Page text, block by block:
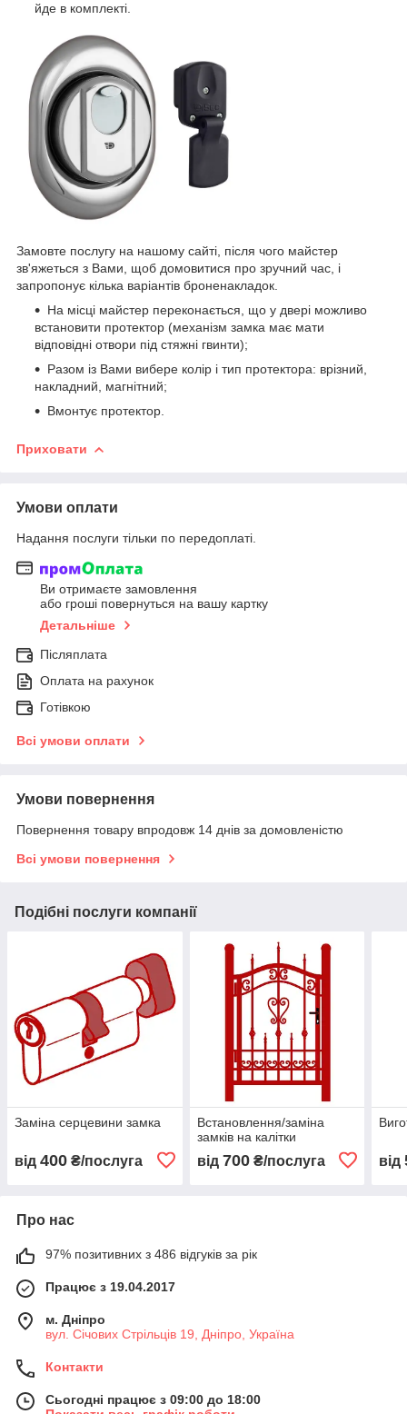
йде в комплекті.
Замовте послугу на нашому сайті, після чого майстер
зв'яжеться з Вами, щоб домовитися про зручний час, і
запропонує кілька варіантів броненакладок.
На місці майстер переконається, що у двері можливо
встановити протектор (механізм замка має мати
відповідні отвори під стяжні гвинти);
Разом із Вами вибере колір і тип протектора: врізний,
накладний, магнітний;
Вмонтує протектор.
Приховати
Умови оплати
Надання послуги тільки по передоплаті.
Ви отримаєте замовлення
або гроші повернуться на вашу картку
Детальніше
Післяплата
Оплата на рахунок
Готівкою
Всі умови оплати
Умови повернення
Повернення товару впродовж 14 днів за домовленістю
Всі умови повернення
Подібні послуги компанії
Заміна серцевини замка
від 400 ₴/послуга
Встановлення/заміна
замків на калітки
від 700₴/послуга від
Про нас
97% позитивних з 486 відгуків за рік
Працює з 19.04.2017
м. Дніпро
вул. Січових Стрільців 19, Дніпро, Україна
Контакти
Сьогодні працює з 09:00 до 18:00